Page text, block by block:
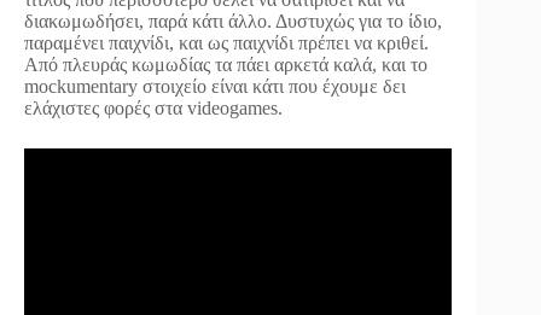
διακωμωδήσει, παρά κάτι άλλο. Δυστυχώς για το ίδιο,
παραμένει παιχνίδι, και ως παιχνίδι πρέπει να κριθεί.
Από πλευράς κωμωδίας τα πάει αρκετά καλά, και το
mockumentary στοιχείο είναι κάτι που έχουμε δει
ελάχιστες φορές στα videogames.